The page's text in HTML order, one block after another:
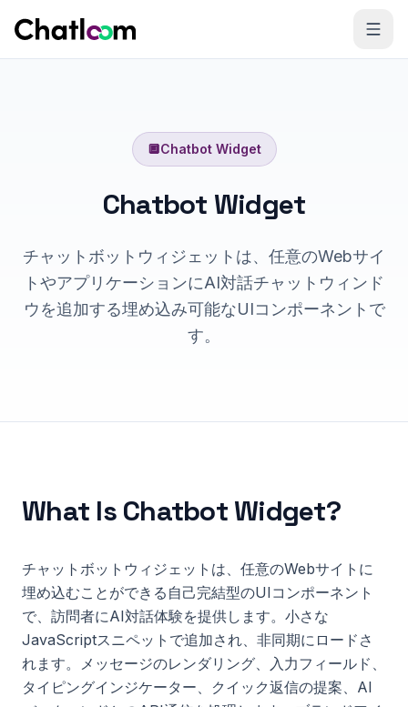
🔲Chatbot Widget
Chatbot Widget
チャットボットウィジェットは、任意のWebサイ
トやアプリケーションにAI対話チャットウィンド
ウを追加する埋め込み可能なUIコンポーネントで
す。
What Is Chatbot Widget?
チャットボットウィジェットは、任意のWebサイトに
埋め込むことができる自己完結型のUIコンポーネント
で、訪問者にAI対話体験を提供します。小さな
JavaScriptスニペットで追加され、非同期にロードさ
れます。メッセージのレンダリング、入力フィールド、
タイピングインジケーター、クイック返信の提案、AI